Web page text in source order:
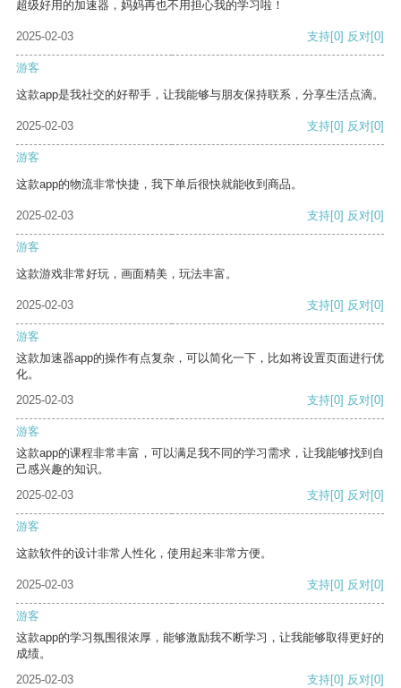
超级好用的加速器，妈妈再也不用担心我的学习啦！
2025-02-03 支持[0] 反对[0]
游客
这款app是我社交的好帮手，让我能够与朋友保持联系，分享生活点滴。
2025-02-03 支持[0] 反对[0]
游客
这款app的物流非常快捷，我下单后很快就能收到商品。
2025-02-03 支持[0] 反对[0]
游客
这款游戏非常好玩，画面精美，玩法丰富。
2025-02-03 支持[0] 反对[0]
游客
这款加速器app的操作有点复杂，可以简化一下，比如将设置页面进行优
化。
2025-02-03
支持[0] 反对[0]
游客
这款app的课程非常丰富，可以满足我不同的学习需求，让我能够找到自
己感兴趣的知识。
2025-02-03
支持[0] 反对[0]
游客
这款软件的设计非常人性化，使用起来非常方便。
2025-02-03 支持[0] 反对[0]
游客
这款app的学习氛围很浓厚，能够激励我不断学习，让我能够取得更好的
成绩。
2025-02-03
支持[0] 反对[0]